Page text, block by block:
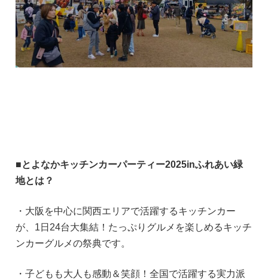
■とよなかキッチンカーパーティー2025inふれあい緑
地とは？
・大阪を中心に関西エリアで活躍するキッチンカー
が、1日24台大集結！たっぷりグルメを楽しめるキッチ
ンカーグルメの祭典です。
・子どもも大人も感動＆笑顔！全国で活躍する実力派